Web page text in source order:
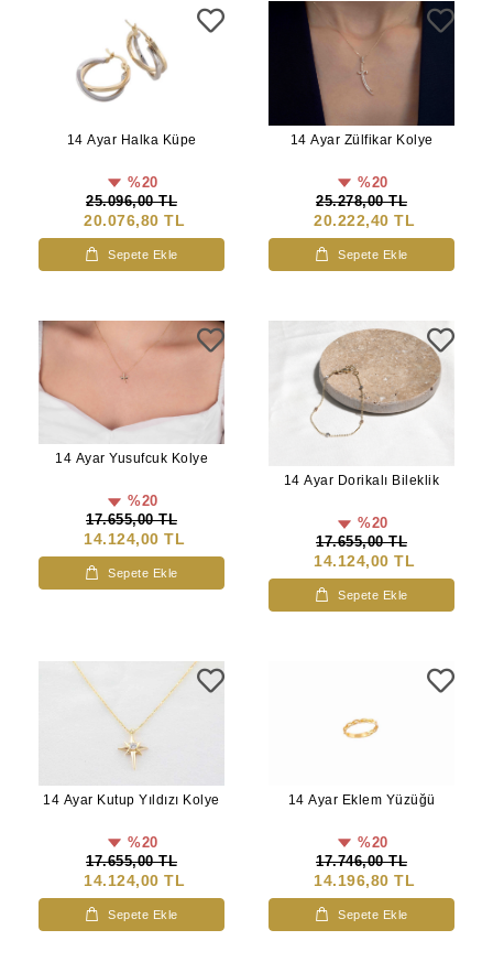
14 Ayar Halka Küpe
%20
25.096,00 TL
20.076,80 TL
Sepete Ekle
14 Ayar Zülfikar Kolye
%20
25.278,00 TL
20.222,40 TL
Sepete Ekle
14 Ayar Yusufcuk Kolye
%20
17.655,00 TL
14.124,00 TL
Sepete Ekle
14 Ayar Dorikalı Bileklik
%20
17.655,00 TL
14.124,00 TL
Sepete Ekle
14 Ayar Kutup Yıldızı Kolye
%20
17.655,00 TL
14.124,00 TL
Sepete Ekle
14 Ayar Eklem Yüzüğü
%20
17.746,00 TL
14.196,80 TL
Sepete Ekle